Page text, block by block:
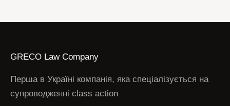
GRECO Law Company
Перша в Україні компанія, яка спеціалізується на
супроводженні class action